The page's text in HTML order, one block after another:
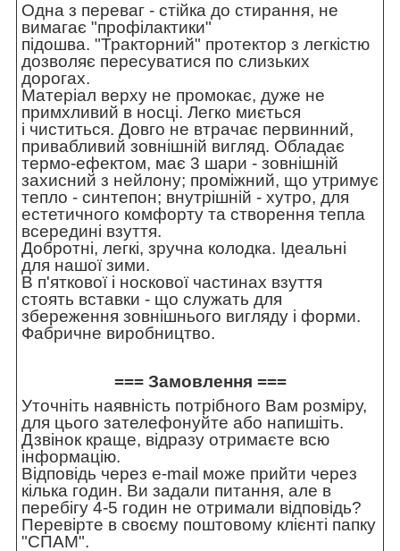
Одна з переваг - стійка до стирання, не
вимагає "профілактики"
підошва. "Тракторний" протектор з легкістю
дозволяє пересуватися по слизьких
дорогах.
Матеріал верху не промокає, дуже не
примхливий в носці. Легко миється
і чиститься. Довго не втрачає первинний,
привабливий зовнішній вигляд. Обладає
термо-ефектом, має 3 шари - зовнішній
захисний з нейлону; проміжний, що утримує
тепло - синтепон; внутрішній - хутро, для
естетичного комфорту та створення тепла
всередині взуття.
Добротні, легкі, зручна колодка. Ідеальні
для нашої зими.
В п'яткової і носкової частинах взуття
стоять вставки - що служать для
збереження зовнішнього вигляду і форми.
Фабричне виробництво.
=== Замовлення ===
Уточніть наявність потрібного Вам розміру,
для цього зателефонуйте або напишіть.
Дзвінок краще, відразу отримаєте всю
інформацію.
Відповідь через e-mail може прийти через
кілька годин. Ви задали питання, але в
перебігу 4-5 годин не отримали відповідь?
Перевірте в своєму поштовому клієнті папку
"СПАМ".